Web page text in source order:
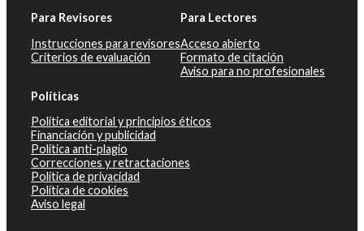
Para Revisores
Instrucciones para revisores
Criterios de evaluación
Para Lectores
Acceso abierto
Formato de citación
Aviso para no profesionales
Políticas
Política editorial y principios éticos
Financiación y publicidad
Política anti-plagio
Correcciones y retractaciones
Política de privacidad
Política de cookies
Aviso legal